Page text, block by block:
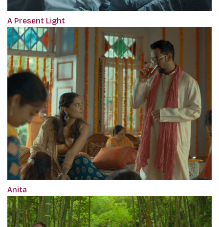
A Present Light
Anita